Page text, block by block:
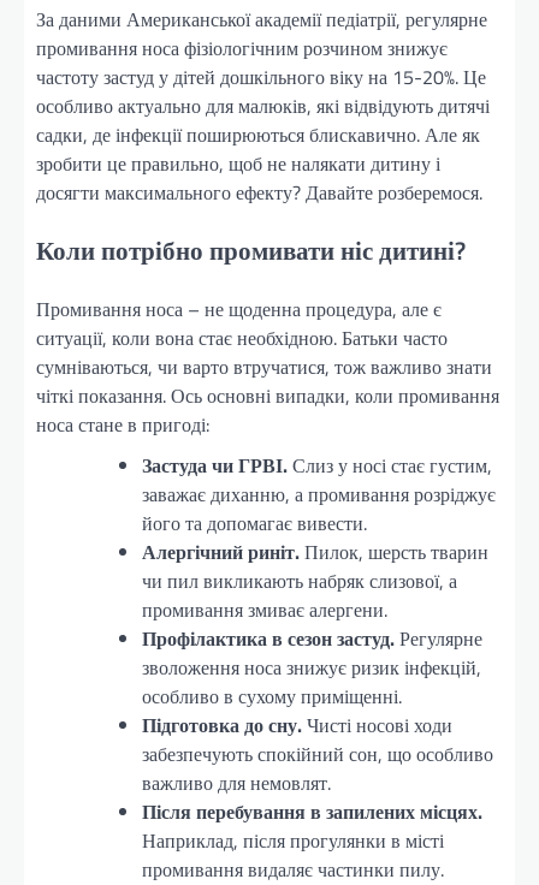
За даними Американської академії педіатрії, регулярне
промивання носа фізіологічним розчином знижує
частоту застуд у дітей дошкільного віку на 15-20%. Це
особливо актуально для малюків, які відвідують дитячі
садки, де інфекції поширюються блискавично. Але як
зробити це правильно, щоб не налякати дитину і
досягти максимального ефекту? Давайте розберемося.
Коли потрібно промивати ніс дитині?
Промивання носа – не щоденна процедура, але є
ситуації, коли вона стає необхідною. Батьки часто
сумніваються, чи варто втручатися, тож важливо знати
чіткі показання. Ось основні випадки, коли промивання
носа стане в пригоді:
Застуда чи ГРВІ.Слиз у носі стає густим,
заважає диханню, а промивання розріджує
його та допомагає вивести.
Алергічний риніт.Пилок, шерсть тварин
чи пил викликають набряк слизової, а
промивання змиває алергени.
Профілактика в сезон застуд.Регулярне
зволоження носа знижує ризик інфекцій,
особливо в сухому приміщенні.
Підготовка до сну.Чисті носові ходи
забезпечують спокійний сон, що особливо
важливо для немовлят.
Після перебування в запилених місцях.
Наприклад, після прогулянки в місті
промивання видаляє частинки пилу.